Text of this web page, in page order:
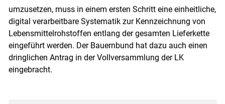
umzusetzen, muss in einem ersten Schritt eine einheitliche,
digital verarbeitbare Systematik zur Kennzeichnung von
Lebensmittelrohstoffen entlang der gesamten Lieferkette
eingeführt werden. Der Bauernbund hat dazu auch einen
dringlichen Antrag in der Vollversammlung der LK
eingebracht.